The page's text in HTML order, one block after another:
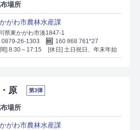
場所
がわ市農林水産課
県東かがわ市湊1847-1
0879-26-1303
160 868 761*27
] 8:30～17:15
[休日] 土日祝日、年末年始
原 第3弾
場所
がわ市農林水産課